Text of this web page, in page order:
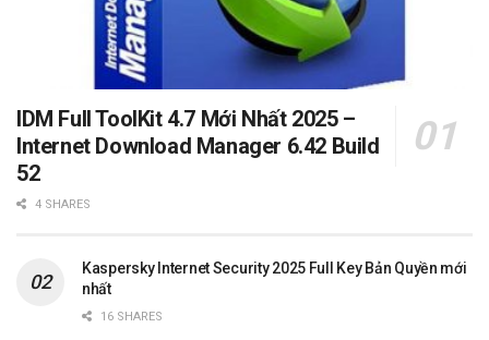
IDM Full ToolKit 4.7 Mới Nhất 2025 –
Internet Download Manager 6.42 Build
52
4 SHARES
Kaspersky Internet Security 2025 Full Key Bản Quyền mới
nhất
16 SHARES